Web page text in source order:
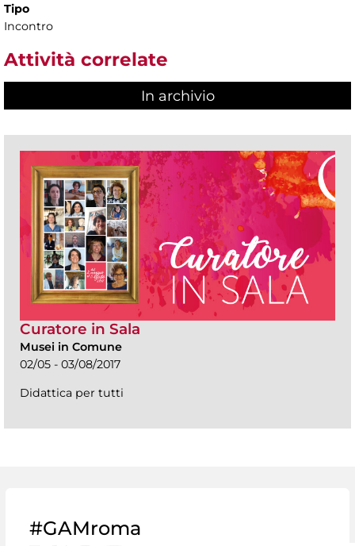
Tipo
Incontro
Attività correlate
In archivio
Curatore in Sala
Musei in Comune
02/05 - 03/08/2017
Didattica per tutti
#GAMroma